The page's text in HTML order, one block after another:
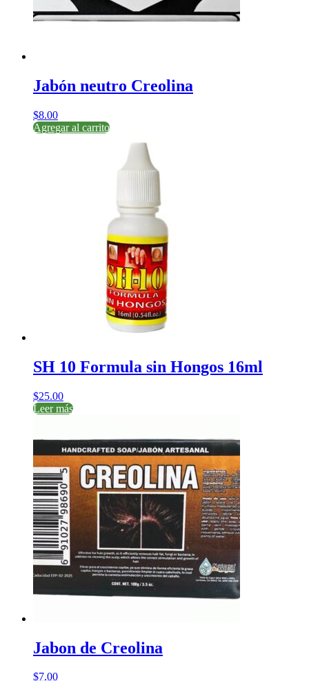
Jabón neutro Creolina
$8.00
Agregar al carrito
SH 10 Formula sin Hongos 16ml
$25.00
Leer más
Jabon de Creolina
$7.00